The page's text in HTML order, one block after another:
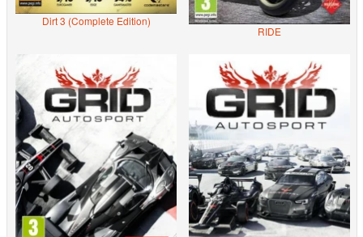
Dirt 3 (Complete Edition)
RIDE